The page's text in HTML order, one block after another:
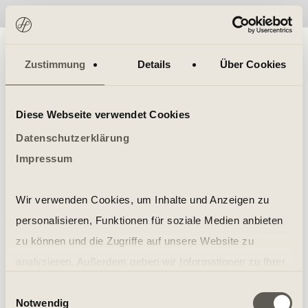
Zustimmung Details Über Cookies
Diese Webseite verwendet Cookies
Datenschutzerklärung
Impressum
Wir verwenden Cookies, um Inhalte und Anzeigen zu
personalisieren, Funktionen für soziale Medien anbieten
zu können und die Zugriffe auf unsere Website zu
soziale Medien, Werbung und Analysen weiter. Unsere
Notwendig